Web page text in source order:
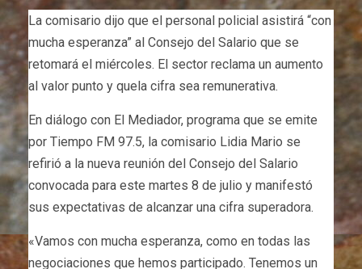
La comisario dijo que el personal policial asistirá “con
mucha esperanza” al Consejo del Salario que se
retomará el miércoles. El sector reclama un aumento
al valor punto y quela cifra sea remunerativa.
En diálogo con El Mediador, programa que se emite
por Tiempo FM 97.5, la comisario Lidia Mario se
refirió a la nueva reunión del Consejo del Salario
convocada para este martes 8 de julio y manifestó
sus expectativas de alcanzar una cifra superadora.
«Vamos con mucha esperanza, como en todas las
negociaciones que hemos participado. Tenemos un